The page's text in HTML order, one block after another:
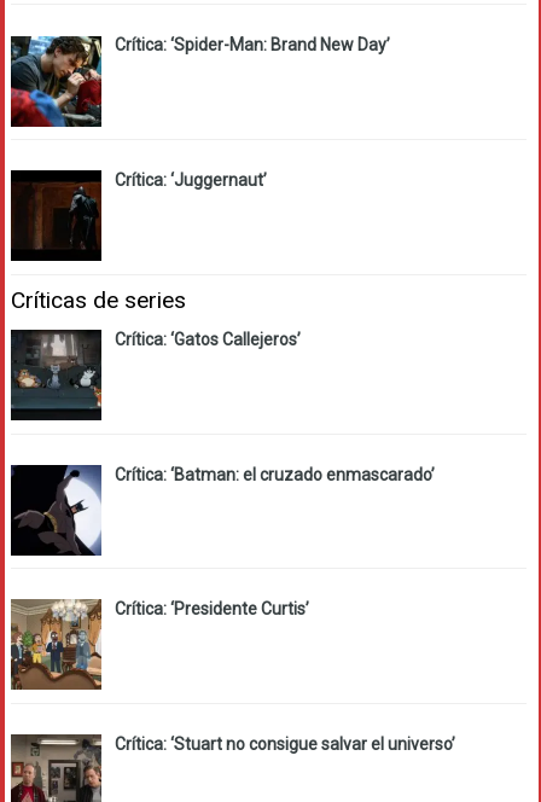
Crítica: ‘Spider-Man: Brand New Day’
Crítica: ‘Juggernaut’
Críticas de series
Crítica: ‘Gatos Callejeros’
Crítica: ‘Batman: el cruzado enmascarado’
Crítica: ‘Presidente Curtis’
Crítica: ‘Stuart no consigue salvar el universo’